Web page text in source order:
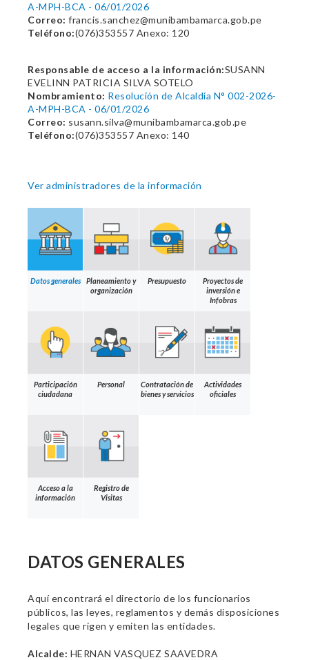
A-MPH-BCA - 06/01/2026
Correo: francis.sanchez@munibambamarca.gob.pe
Teléfono:(076)353557 Anexo: 120
Responsable de acceso a la información:SUSANN
EVELINN PATRICIA SILVA SOTELO
Nombramiento: Resolución de Alcaldía N° 002-2026-
A-MPH-BCA - 06/01/2026
Correo: susann.silva@munibambamarca.gob.pe
Teléfono:(076)353557 Anexo: 140
Ver administradores de la información
Datos generales
Planeamiento y
organización
Presupuesto
Proyectos de
inversión e
Infobras
Participación
ciudadana
Personal
Contratación de
bienes y servicios
Actividades
oficiales
Acceso a la
información
Registro de
Visitas
DATOS GENERALES
Aquí encontrará el directorio de los funcionarios
públicos, las leyes, reglamentos y demás disposiciones
legales que rigen y emiten las entidades.
Alcalde: HERNAN VASQUEZ SAAVEDRA